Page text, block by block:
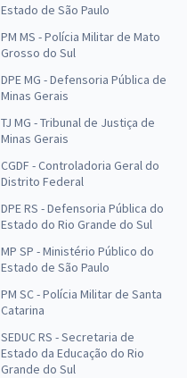
Estado de São Paulo
PM MS - Polícia Militar de Mato
Grosso do Sul
DPE MG - Defensoria Pública de
Minas Gerais
TJ MG - Tribunal de Justiça de
Minas Gerais
CGDF - Controladoria Geral do
Distrito Federal
DPE RS - Defensoria Pública do
Estado do Rio Grande do Sul
MP SP - Ministério Público do
Estado de São Paulo
PM SC - Polícia Militar de Santa
Catarina
SEDUC RS - Secretaria de
Estado da Educação do Rio
Grande do Sul